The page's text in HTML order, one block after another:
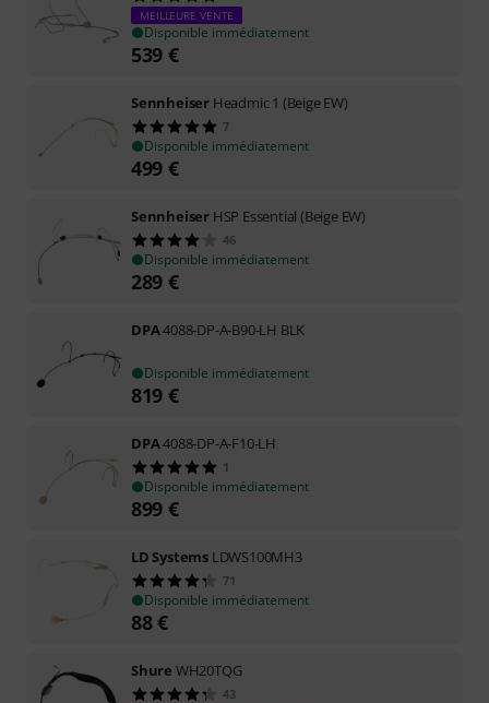
MEILLEURE VENTE
Disponible immédiatement
539 €
Sennheiser Headmic 1 (Beige EW)
7
Disponible immédiatement
499 €
Sennheiser HSP Essential (Beige EW)
46
Disponible immédiatement
289 €
DPA4088-DP-A-B90-LH BLK
Disponible immédiatement
819 €
DPA4088-DP-A-F10-LH
1
Disponible immédiatement
899 €
LD Systems LDWS100MH3
71
Disponible immédiatement
88€
Shure WH20TQG
43